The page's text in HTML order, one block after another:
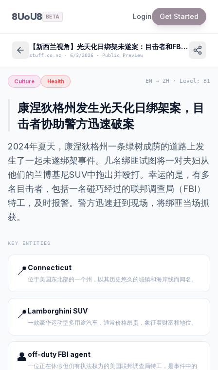
8UoU8 BETA Login Get Started
【新西兰视角】光天化日绑架未遂案：目击者和FBI特工助警方迅速破案
stuff.co.nz · 6/3/2026 · Public Preview
Culture Health EN → ZH · Level : B1
康涅狄格州发生光天化日绑架案，目
击者协助警方迅速破案
2024年夏天，康涅狄格州一条绿树成荫的道路上发
生了一起未遂绑架事件。几名绑匪试图将一对夫妇从
他们的兰博基尼SUV中拖出并殴打。幸运的是，有多
名目击者，包括一名碰巧经过的联邦调查局（FBI）
特工，及时报警。警方迅速赶到现场，将绑匪当场抓
获。
KEY ENTITIES
📍 Connecticut
位于美国东北部的一个州，以其历史悠久的城镇和海岸线而闻名。
📍 Lamborghini SUV
一款豪华运动型多用途汽车，通常价格昂贵，象征着财富和地位。
👤 off-duty FBI agent
一位正在休假但仍有执法权力的美国联邦调查局特工，是事件中的